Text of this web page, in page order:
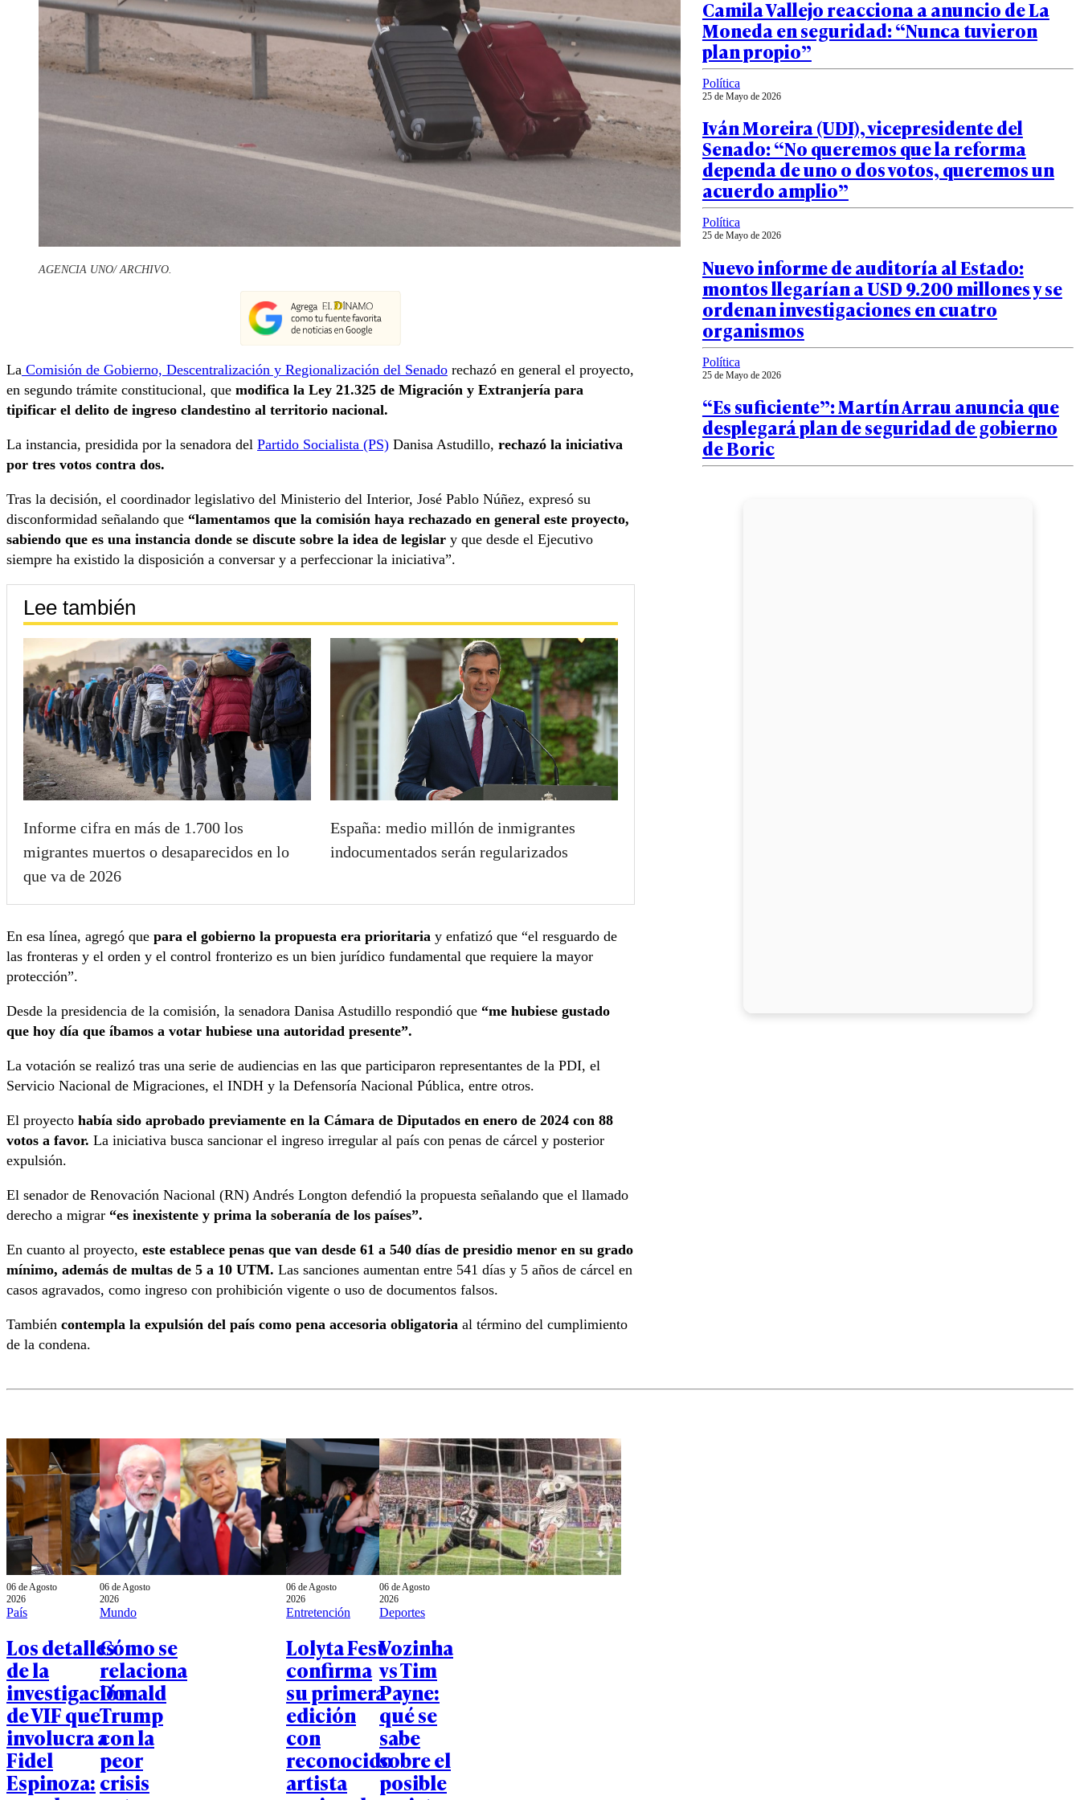
AGENCIA UNO/ ARCHIVO.
La Comisión de Gobierno, Descentralización y Regionalización del Senado rechazó en general el proyecto,
en segundo trámite constitucional, que modifica la Ley 21.325 de Migración y Extranjería para
tipificar el delito de ingreso clandestino al territorio nacional.
La instancia, presidida por la senadora del Partido Socialista (PS) Danisa Astudillo, rechazó la iniciativa
por tres votos contra dos.
Tras la decisión, el coordinador legislativo del Ministerio del Interior, José Pablo Núñez, expresó su
disconformidad señalando que “lamentamos que la comisión haya rechazado en general este proyecto,
sabiendo que es una instancia donde se discute sobre la idea de legislar y que desde el Ejecutivo
siempre ha existido la disposición a conversar y a perfeccionar la iniciativa”.
Lee también
Informe cifra en más de 1.700 los
migrantes muertos o desaparecidos en lo
que va de 2026
España: medio millón de inmigrantes
indocumentados serán regularizados
En esa línea, agregó que para el gobierno la propuesta era prioritaria y enfatizó que “el resguardo de
las fronteras y el orden y el control fronterizo es un bien jurídico fundamental que requiere la mayor
protección”.
Desde la presidencia de la comisión, la senadora Danisa Astudillo respondió que “me hubiese gustado
que hoy día que íbamos a votar hubiese una autoridad presente”.
La votación se realizó tras una serie de audiencias en las que participaron representantes de la PDI, el
Servicio Nacional de Migraciones, el INDH y la Defensoría Nacional Pública, entre otros.
El proyecto había sido aprobado previamente en la Cámara de Diputados en enero de 2024 con 88
votos a favor. La iniciativa busca sancionar el ingreso irregular al país con penas de cárcel y posterior
expulsión.
El senador de Renovación Nacional (RN) Andrés Longton defendió la propuesta señalando que el llamado
derecho a migrar “es inexistente y prima la soberanía de los países”.
En cuanto al proyecto, este establece penas que van desde 61 a 540 días de presidio menor en su grado
mínimo, además de multas de 5 a 10 UTM. Las sanciones aumentan entre 541 días y 5 años de cárcel en
casos agravados, como ingreso con prohibición vigente o uso de documentos falsos.
También contempla la expulsión del país como pena accesoria obligatoria al término del cumplimiento
de la condena.
Camila Vallejo reacciona a anuncio de La
Moneda en seguridad: “Nunca tuvieron
plan propio”
Política
25 de Mayo de 2026
Iván Moreira (UDI), vicepresidente del
Senado: “No queremos que la reforma
dependa de uno o dos votos, queremos un
acuerdo amplio”
Política
25 de Mayo de 2026
Nuevo informe de auditoría al Estado:
montos llegarían a USD 9.200 millones y se
ordenan investigaciones en cuatro
organismos
Política
25 de Mayo de 2026
“Es suficiente”: Martín Arrau anuncia que
desplegará plan de seguridad de gobierno
de Boric
06 de Agosto
2026
País
Los detalles
de la
investigación
de VIF que
involucra a
Fidel
Espinoza:
06 de Agosto
2026
Mundo
Cómo se
relaciona
Donald
Trump
con la
peor
crisis
06 de Agosto
2026
Entretención
Lolyta Fest
confirma
su primera
edición
con
reconocido
artista
06 de Agosto
2026
Deportes
Vozinha
vs Tim
Payne:
qué se
sabe
sobre el
posible